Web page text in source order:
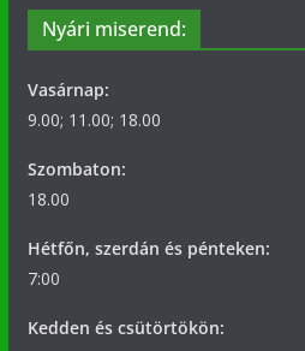
Nyári miserend:
Vasárnap:
9.00; 11.00; 18.00
Szombaton:
18.00
Hétfőn, szerdán és pénteken:
7:00
Kedden és csütörtökön: